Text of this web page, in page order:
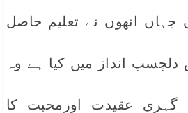
جہاں انھوں نے تعلیم حاصل
انداز میں کیا ہے وہ
عقیدت اورمحبت کا